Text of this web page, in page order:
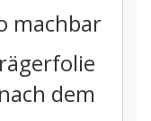
machbar
dem